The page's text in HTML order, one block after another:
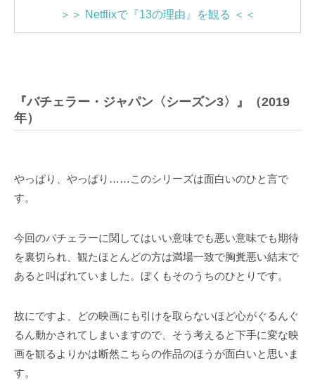
＞＞ Netflixで『13の理由』を観る ＜＜
『バチェラー・ジャパン〈シーズン3〉』（2019
年）
やっぱり、やっぱり……このシリーズは面白いのひと言で
す。
今回のバチェラーに関してはいい意味でも悪い意味でも期待
を裏切られ、観たほとんどの方は満場一致で胸糞悪い結末で
あると叫ばれていました。ぼくもそのうちのひとりです。
故にですよ、どの映画にも引けを取らないほど心がぐるんぐ
るん動かされてしまいますので、そう考えると下手に変な映
画を観るよりかは断然こちらの作品のほうが面白いと思いま
す。